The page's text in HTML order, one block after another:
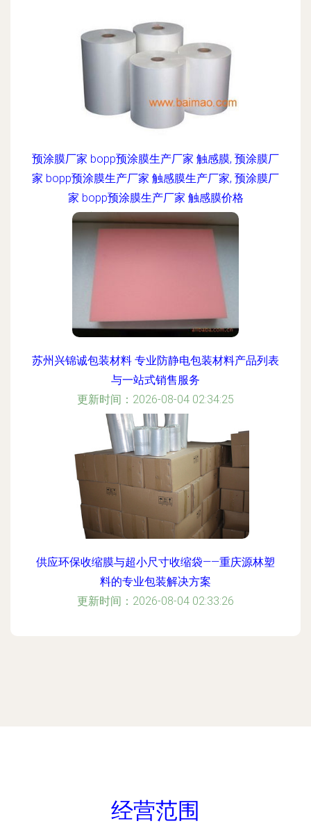
预涂膜厂家 bopp预涂膜生产厂家 触感膜, 预涂膜厂
家 bopp预涂膜生产厂家 触感膜生产厂家, 预涂膜厂
家 bopp预涂膜生产厂家 触感膜价格
更新时间：2026-08-04 13:40:10
苏州兴锦诚包装材料 专业防静电包装材料产品列表
与一站式销售服务
更新时间：2026-08-04 02:34:25
供应环保收缩膜与超小尺寸收缩袋——重庆源林塑
料的专业包装解决方案
更新时间：2026-08-04 02:33:26
经营范围